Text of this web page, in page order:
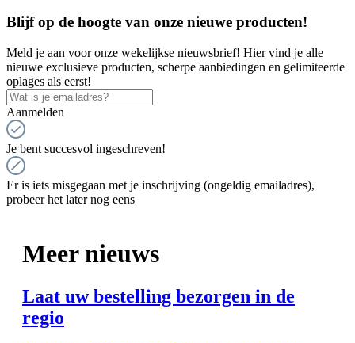
Blijf op de hoogte van onze nieuwe producten!
Meld je aan voor onze wekelijkse nieuwsbrief! Hier vind je alle
nieuwe exclusieve producten, scherpe aanbiedingen en gelimiteerde
oplages als eerst!
Aanmelden
Je bent succesvol ingeschreven!
Er is iets misgegaan met je inschrijving (ongeldig emailadres),
probeer het later nog eens
Meer nieuws
Laat uw bestelling bezorgen in de
regio